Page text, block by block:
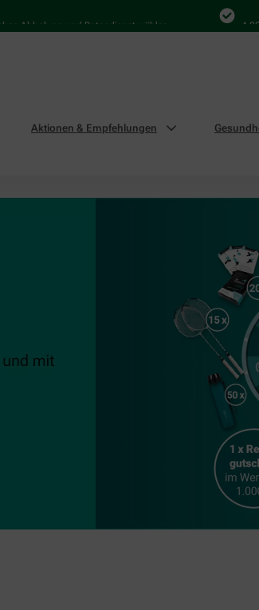
Abholung und Botendienst wählen 4.000
Aktionen & Empfehlungen